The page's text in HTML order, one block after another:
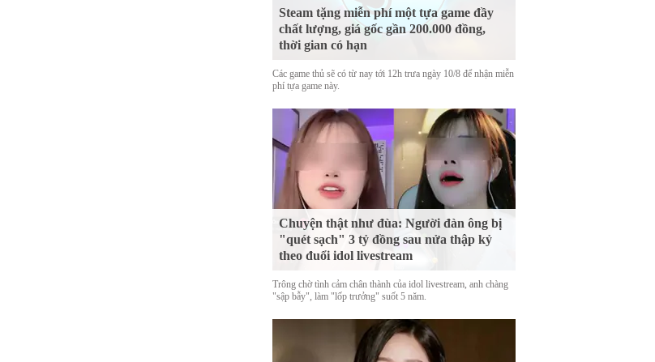
Steam tặng miễn phí một tựa game đầy
chất lượng, giá gốc gần 200.000 đồng,
thời gian có hạn
Các game thủ sẽ có từ nay tới 12h trưa ngày 10/8 để nhận miễn
phí tựa game này.
Chuyện thật như đùa: Người đàn ông bị
"quét sạch" 3 tỷ đồng sau nửa thập kỷ
theo đuổi idol livestream
Trông chờ tình cảm chân thành của idol livestream, anh chàng
"sập bẫy", làm "lốp trưởng" suốt 5 năm.